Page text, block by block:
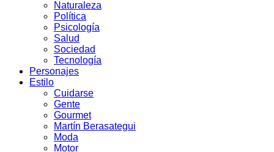
Naturaleza
Política
Psicología
Salud
Sociedad
Tecnología
Personajes
Estilo
Cuidarse
Gente
Gourmet
Martín Berasategui
Moda
Motor